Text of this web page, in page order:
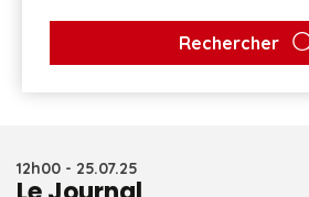
Rechercher
12h00 - 25.07.25